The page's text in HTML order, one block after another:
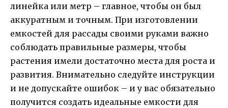
линейка или метр – главное, чтобы он был
аккуратным и точным. При изготовлении
емкостей для рассады своими руками важно
соблюдать правильные размеры, чтобы
растения имели достаточно места для роста и
развития. Внимательно следуйте инструкции
и не допускайте ошибок – и у вас обязательно
получится создать идеальные емкости для